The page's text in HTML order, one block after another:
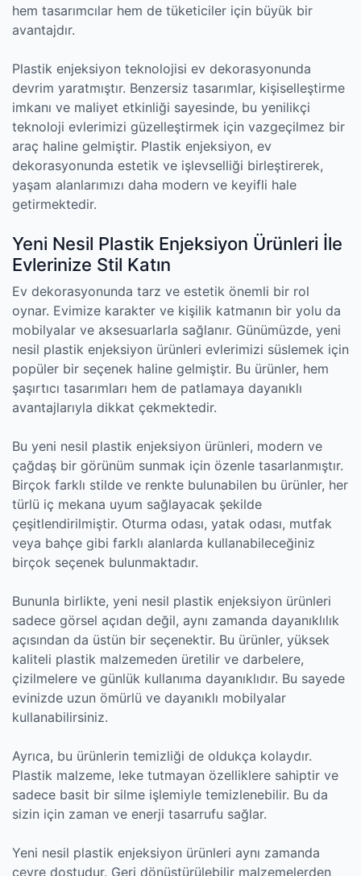
hem tasarımcılar hem de tüketiciler için büyük bir
avantajdır.
Plastik enjeksiyon teknolojisi ev dekorasyonunda
devrim yaratmıştır. Benzersiz tasarımlar, kişiselleştirme
imkanı ve maliyet etkinliği sayesinde, bu yenilikçi
teknoloji evlerimizi güzelleştirmek için vazgeçilmez bir
araç haline gelmiştir. Plastik enjeksiyon, ev
dekorasyonunda estetik ve işlevselliği birleştirerek,
yaşam alanlarımızı daha modern ve keyifli hale
getirmektedir.
Yeni Nesil Plastik Enjeksiyon Ürünleri İle
Evlerinize Stil Katın
Ev dekorasyonunda tarz ve estetik önemli bir rol
oynar. Evimize karakter ve kişilik katmanın bir yolu da
mobilyalar ve aksesuarlarla sağlanır. Günümüzde, yeni
nesil plastik enjeksiyon ürünleri evlerimizi süslemek için
popüler bir seçenek haline gelmiştir. Bu ürünler, hem
şaşırtıcı tasarımları hem de patlamaya dayanıklı
avantajlarıyla dikkat çekmektedir.
Bu yeni nesil plastik enjeksiyon ürünleri, modern ve
çağdaş bir görünüm sunmak için özenle tasarlanmıştır.
Birçok farklı stilde ve renkte bulunabilen bu ürünler, her
türlü iç mekana uyum sağlayacak şekilde
çeşitlendirilmiştir. Oturma odası, yatak odası, mutfak
veya bahçe gibi farklı alanlarda kullanabileceğiniz
birçok seçenek bulunmaktadır.
Bununla birlikte, yeni nesil plastik enjeksiyon ürünleri
sadece görsel açıdan değil, aynı zamanda dayanıklılık
açısından da üstün bir seçenektir. Bu ürünler, yüksek
kaliteli plastik malzemeden üretilir ve darbelere,
çizilmelere ve günlük kullanıma dayanıklıdır. Bu sayede
evinizde uzun ömürlü ve dayanıklı mobilyalar
kullanabilirsiniz.
Ayrıca, bu ürünlerin temizliği de oldukça kolaydır.
Plastik malzeme, leke tutmayan özelliklere sahiptir ve
sadece basit bir silme işlemiyle temizlenebilir. Bu da
sizin için zaman ve enerji tasarrufu sağlar.
Yeni nesil plastik enjeksiyon ürünleri aynı zamanda
çevre dostudur. Geri dönüştürülebilir malzemelerden